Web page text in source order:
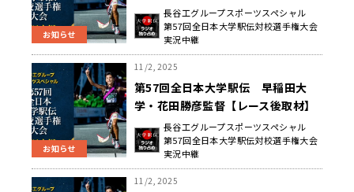
お知らせ
ビュー長谷工グループスポーツスペシャル
第57回全日本大学駅伝対校選手権大会
実況中継
お知らせ
11/2, 2025
第57回全日本大学駅伝 早稲田大
学・花田勝彦監督【レース後取材】
長谷工グループスポーツスペシャル
第57回全日本大学駅伝対校選手権大会
実況中継
11/2, 2025